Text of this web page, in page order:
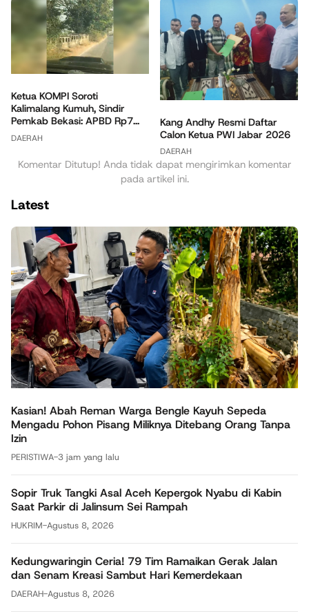
Ketua KOMPI Soroti
Kalimalang Kumuh, Sindir
Pemkab Bekasi: APBD Rp7...
DAERAH
Kang Andhy Resmi Daftar
Calon Ketua PWI Jabar 2026
DAERAH
Komentar Ditutup! Anda tidak dapat mengirimkan komentar
pada artikel ini.
Latest
Kasian! Abah Reman Warga Bengle Kayuh Sepeda
Mengadu Pohon Pisang Miliknya Ditebang Orang Tanpa
Izin
PERISTIWA-3 jam yang lalu
Sopir Truk Tangki Asal Aceh Kepergok Nyabu di Kabin
Saat Parkir di Jalinsum Sei Rampah
HUKRIM-Agustus 8, 2026
Kedungwaringin Ceria! 79 Tim Ramaikan Gerak Jalan
dan Senam Kreasi Sambut Hari Kemerdekaan
DAERAH-Agustus 8, 2026